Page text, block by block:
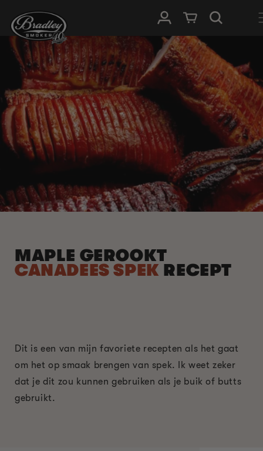
NAAR DE
CONTENT
InloggenWinkelwagen
MAPLE GEROOKT
CANADEES SPEK RECEPT
Dit is een van mijn favoriete recepten als het gaat
om het op smaak brengen van spek. Ik weet zeker
dat je dit zou kunnen gebruiken als je buik of butts
gebruikt.